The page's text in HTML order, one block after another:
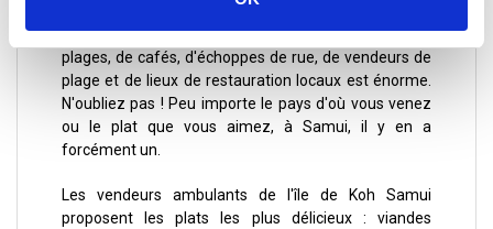
À Samui, le nombre de restaurants, d'hôtels, de
plages, de cafés, d'échoppes de rue, de vendeurs de
plage et de lieux de restauration locaux est énorme.
N'oubliez pas ! Peu importe le pays d'où vous venez
ou le plat que vous aimez, à Samui, il y en a
forcément un.
Les vendeurs ambulants de l'île de Koh Samui
proposent les plats les plus délicieux : viandes